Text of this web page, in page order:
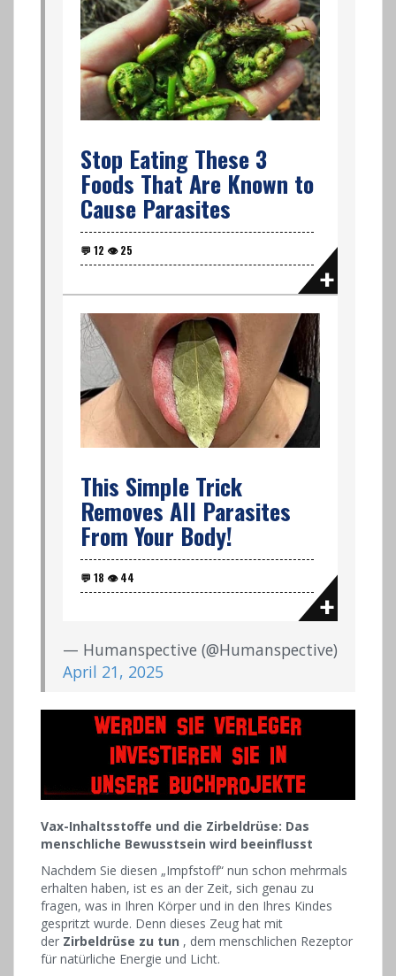
Stop Eating These 3
Foods That Are Known to
Cause Parasites
This Simple Trick
Removes All Parasites
From Your Body!
— Humanspective (@Humanspective)
April 21, 2025
Vax-Inhaltsstoffe und die Zirbeldrüse: Das
menschliche Bewusstsein wird beeinflusst
Nachdem Sie diesen „Impfstoff“ nun schon mehrmals
erhalten haben, ist es an der Zeit, sich genau zu
fragen, was in Ihren Körper und in den Ihres Kindes
gespritzt wurde. Denn dieses Zeug hat mit
der Zirbeldrüse zu tun , dem menschlichen Rezeptor
für natürliche Energie und Licht.